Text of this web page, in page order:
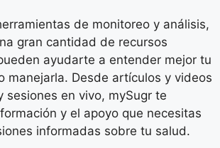
de monitoreo y análisis,
gran cantidad de recursos
ayudarte a entender mejor tu
manejarla. Desde artículos y videos
sesiones en vivo, mySugr te
y el apoyo que necesitas
informadas sobre tu salud.